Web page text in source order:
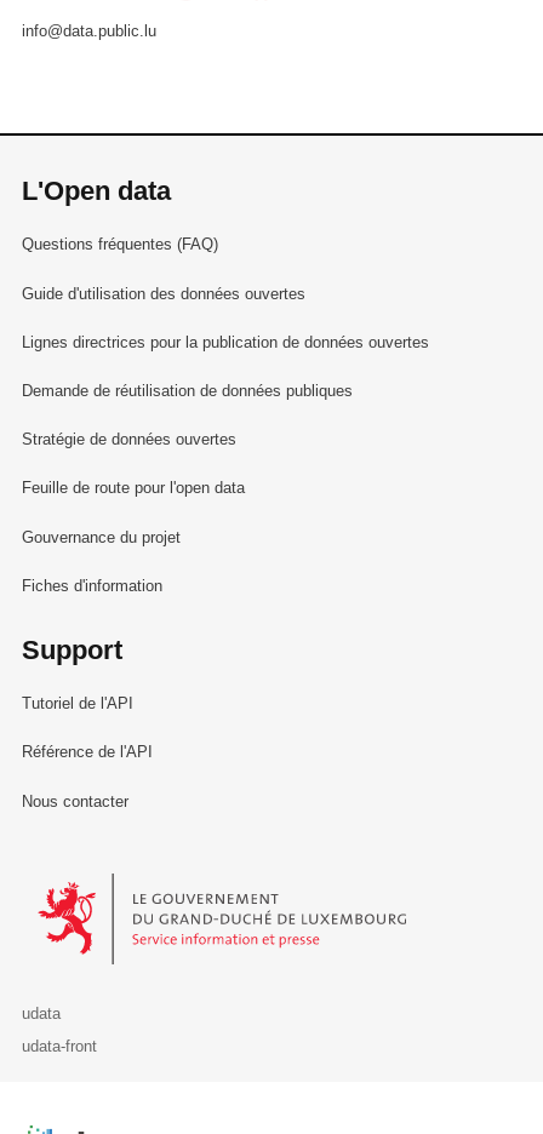
info@data.public.lu
L'Open data
Questions fréquentes (FAQ)
Guide d'utilisation des données ouvertes
Lignes directrices pour la publication de données ouvertes
Demande de réutilisation de données publiques
Stratégie de données ouvertes
Feuille de route pour l'open data
Gouvernance du projet
Fiches d'information
Support
Tutoriel de l'API
Référence de l'API
Nous contacter
Le Gouvernement du Grand-Duché de Luxembourg - Service
udata
udata-front